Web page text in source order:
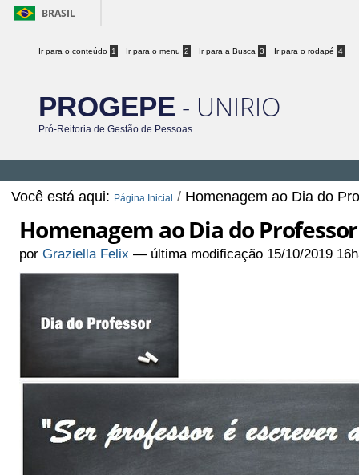
BRASIL
Ir para o conteúdo 1 Ir para o menu 2 Ir para a Busca 3 Ir para o rodapé 4
PROGEPE - UNIRIO
Pró-Reitoria de Gestão de Pessoas
Você está aqui: Página Inicial / Homenagem ao Dia do
Homenagem ao Dia do Professor
porGraziella Felix — última modificação 15/10/2019